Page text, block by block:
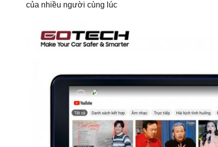
của nhiều người cùng lúc